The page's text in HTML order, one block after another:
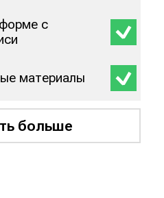
с
материалы
больше